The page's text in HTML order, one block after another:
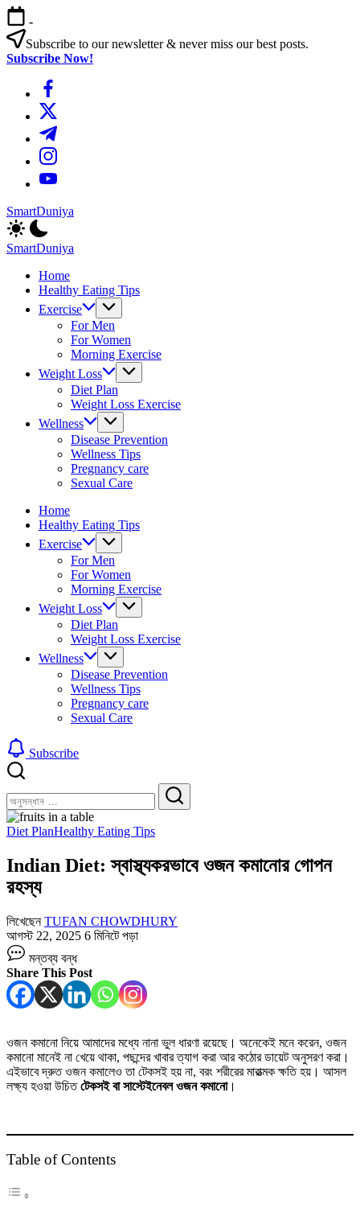
এড়িয়ে
লেখায়
যান
-
Subscribe to our newsletter & never miss our best posts.
Subscribe Now!
https://www.facebook.com/
https://twitter.com/
https://t.me/
https://www.instagram.com/
https://youtube.com/
SmartDuniya
Be
Smart
&
Happy
Life
with
health
SmartDuniya
Smart
Happy
fitness
Home
Healthy Eating Tips
Exercise
For Men
For Women
Morning Exercise
Weight Loss
Diet Plan
Weight Loss Exercise
Wellness
Disease Prevention
Wellness Tips
Pregnancy care
Sexual Care
Home
Healthy Eating Tips
Exercise
For Men
For Women
Morning Exercise
Weight Loss
Diet Plan
Weight Loss Exercise
Wellness
Disease Prevention
Wellness Tips
Pregnancy care
Sexual Care
Subscribe
করুন
খুঁজুন
খুঁজুন
Diet PlanHealthy Eating Tips
Indian Diet: স্বাস্থ্যকরভাবে ওজন কমানোর গোপন
রহস্য
লিখেছেনTUFAN CHOWDHURY
আগস্ট 22, 2025 6 মিনিটে পড়া
Diet:
স্বাস্থ্যকরভাবে
ওজন
কমানোর
রহস্য
তে
মন্তব্য বন্ধ
Share This Post
ওজন কমানো নিয়ে আমাদের মধ্যে নানা ভুল ধারণা রয়েছে। অনেকেই মনে করেন, ওজন
কমানো মানেই না খেয়ে থাকা, পছন্দের খাবার ত্যাগ করা আর কঠোর ডায়েট অনুসরণ করা।
এইভাবে দ্রুত ওজন কমালেও তা টেকসই হয় না, বরং শরীরের মারাত্মক ক্ষতি হয়। আসল
লক্ষ্য হওয়া উচিতটেকসই বা সাস্টেইনেবল ওজন কমানো।
Table of Contents